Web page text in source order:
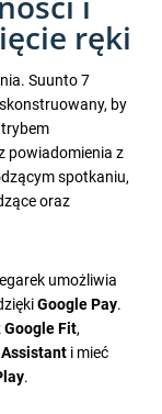
ręki
Suunto 7
by
trybem
powiadomienia z
spotkaniu,
oraz
umożliwia
Google Pay.
Google Fit,
i mieć
.